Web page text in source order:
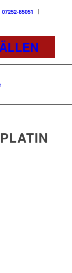
85051